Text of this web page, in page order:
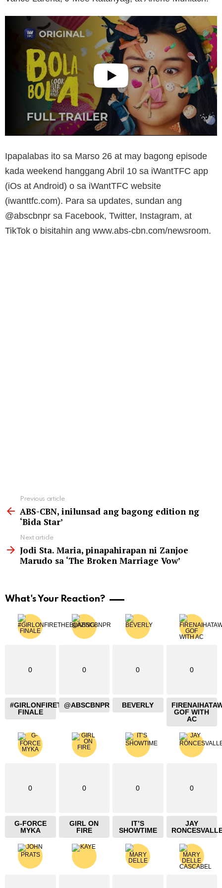
Ipapalabas ito sa Marso 26 at may bagong episode
kada weekend hanggang Abril 10 sa iWantTFC app
(iOs at Android) o sa iWantTFC website
(iwanttfc.com). Para sa updates, sundan ang
@abscbnpr sa Facebook, Twitter, Instagram, at
TikTok o bisitahin ang www.abs-cbn.com/newsroom.
more
Previous article
ABS-CBN, inilunsad ang bagong edition ng
‘Bida Star’
Next article
Jodi Sta. Maria, pinapahirapan ni Zanjoe
Marudo sa ‘The Broken Marriage Vow’
What's Your Reaction?
0
#GIRLONFIRETHEBLAZING
FINALE
0
@ABSCBNPR
0
BEVERLY
0
GOF WITH
AC
0
G-FORCE
MYKA
0
GIRL ON
FIRE
0
IT’S
SHOWTIME
0
JAY